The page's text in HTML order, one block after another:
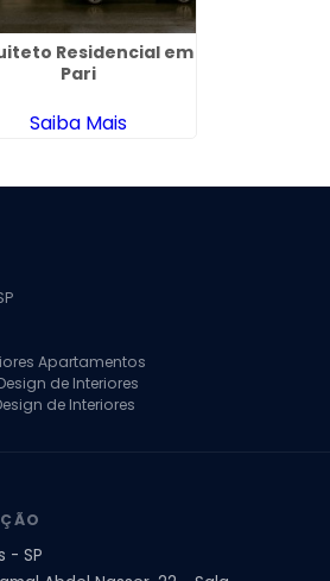
Residencial em
Pari
Saiba Mais
Apartamentos
de Interiores
de Interiores
- SP